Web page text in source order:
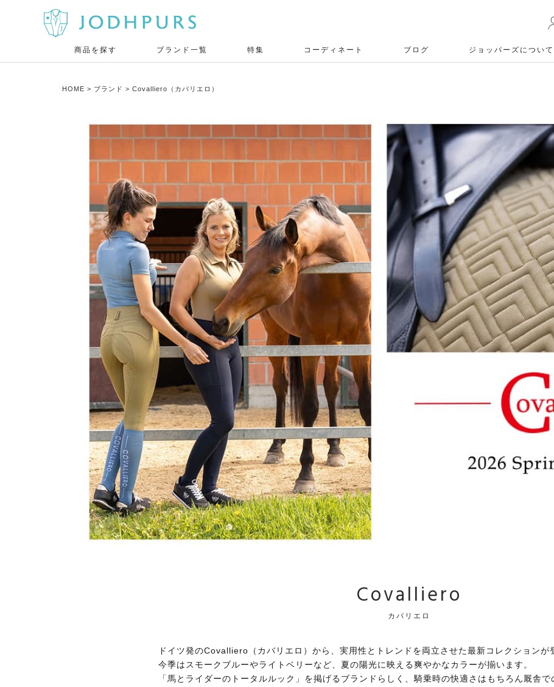
商品を探す ブランド一覧 特集 コーディネート ブログ ジョッパーズについて
HOME ブランド Covalliero（カバリエロ）
Covalliero
カバリエロ
ドイツ発のCovalliero（カバリエロ）から、実用性とトレンドを両立させた最新コレクションが
今季はスモークブルーやライトベリーなど、夏の陽光に映える爽やかなカラーが揃います。
「馬とライダーのトータルルック」を掲げるブランドらしく、騎乗時の快適さはもちろん厩舎